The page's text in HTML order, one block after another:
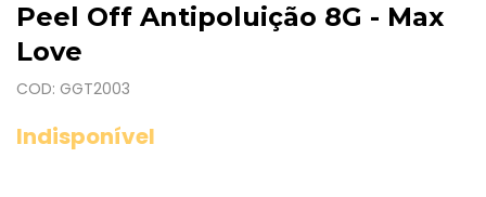
Peel Off Antipoluição 8G - Max
Love
COD: GGT2003
Indisponível